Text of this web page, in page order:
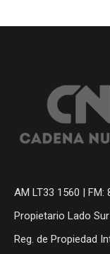
AM LT33 1560 | FM:
Propietario Lado
Reg. de Propiedad